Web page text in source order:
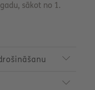
sākot no 1.